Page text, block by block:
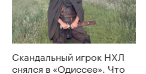
Скандальный игрок НХЛ
снялся в «Одиссее». Что